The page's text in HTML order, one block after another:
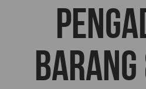
Barang